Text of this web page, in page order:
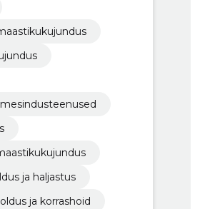
mesindusteenused
ja haljastus
ja korrashoid